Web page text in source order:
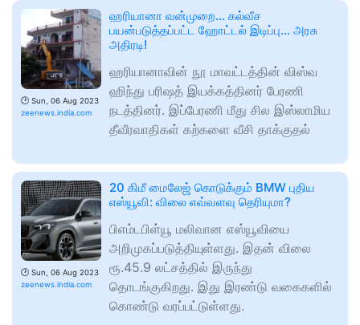
🕑 Sun, 06 Aug 2023
zeenews.india.com
ஹரியானா வன்முறை... கல்வீச
பயன்படுத்தப்பட்ட ஹோட்டல் இடிப்பு... அரசு
அதிரடி!
ஹரியானாவின் நூ மாவட்டத்தின் விஸ்வ
ஹிந்து பரிஷத் இயக்கத்தினர் பேரணி
நடத்தினர். இப்பேரணி மீது சில இஸ்லாமிய
தீவீரவாதிகள் கற்களை வீசி தாக்குதல்
🕑 Sun, 06 Aug 2023
zeenews.india.com
20 கிமீ மைலேஜ் கொடுக்கும் BMW புதிய
எஸ்யூவி: விலை எவ்வளவு தெரியுமா?
பிஎம்டபிள்யூ மலிவான எஸ்யூவியை
அறிமுகப்படுத்தியுள்ளது. இதன் விலை
ரூ.45.9 லட்சத்தில் இருந்து
தொடங்குகிறது. இது இரண்டு வகைகளில்
கொண்டு வரப்பட்டுள்ளது.